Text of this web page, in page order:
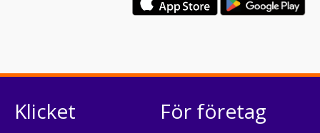
Klicket För företag